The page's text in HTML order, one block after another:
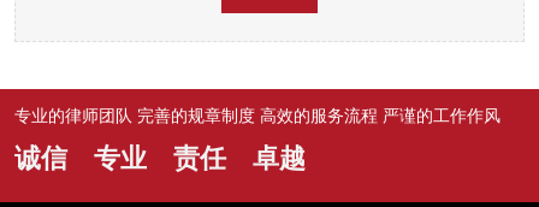
专业的律师团队 完善的规章制度 高效的服务流程 严谨的工作作风
诚信 专业 责任 卓越